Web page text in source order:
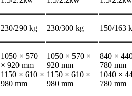
230/290 kg 230/300 kg 150/163
1050 × 570
× 920 mm
1150 × 610 ×
980 mm
1050 × 570 ×
920 mm
1150 × 610 ×
980 mm
840 ×
780 mm
1040 ×
780 mm